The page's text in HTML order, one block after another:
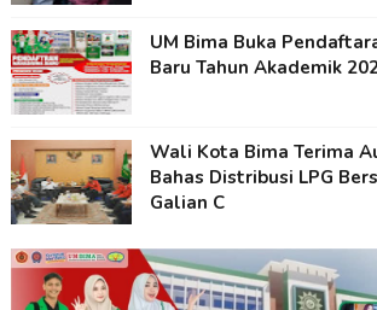
UM Bima Buka
Baru Tahun Akademik
Wali Kota Bima Terima
Bahas Distribusi LPG
Galian C